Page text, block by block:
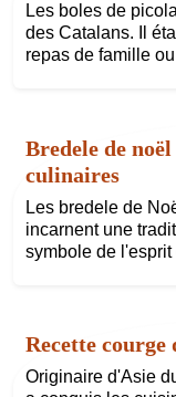
Les boles de
des Catalans. Il
repas de famille
Bredele de
culinaires
Les bredele de
incarnent une
symbole de
Recette courge
Originaire d'Asie